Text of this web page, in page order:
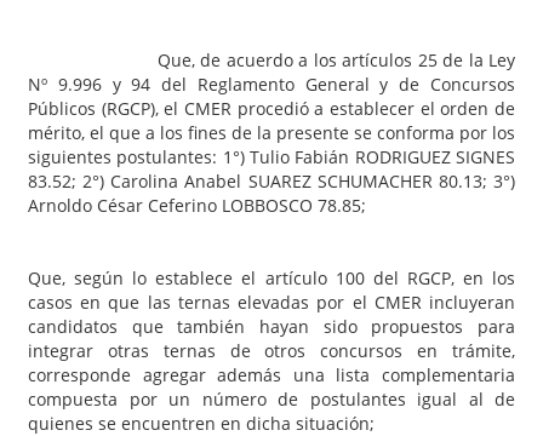
Que, de acuerdo a los artículos 25 de la Ley
Nº 9.996 y 94 del Reglamento General y de Concursos
Públicos (RGCP), el CMER procedió a establecer el orden de
mérito, el que a los fines de la presente se conforma por los
siguientes postulantes: 1°) Tulio Fabián RODRIGUEZ SIGNES
83.52; 2°) Carolina Anabel SUAREZ SCHUMACHER 80.13; 3°)
Arnoldo César Ceferino LOBBOSCO 78.85;
Que, según lo establece el artículo 100 del RGCP, en los
casos en que las ternas elevadas por el CMER incluyeran
candidatos que también hayan sido propuestos para
integrar otras ternas de otros concursos en trámite,
corresponde agregar además una lista complementaria
compuesta por un número de postulantes igual al de
quienes se encuentren en dicha situación;